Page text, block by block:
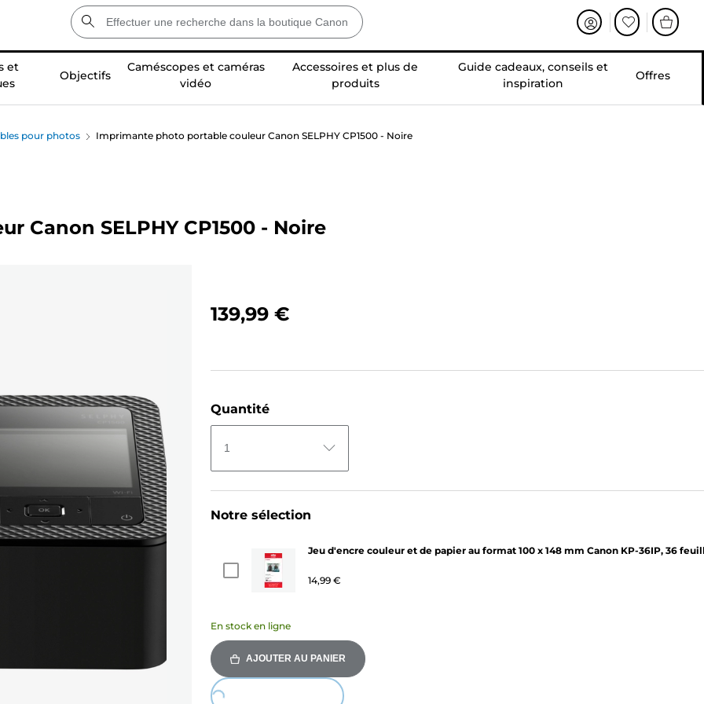
et
Objectifs
Caméscopes et caméras
vidéo
Accessoires et plus de
produits
Guide cadeaux, conseils et
inspiration
Offres
pour photos Imprimante photo portable couleur Canon SELPHY CP1500 - Noire
Canon SELPHY CP1500 - Noire
139,99 €
Quantité
1
Notre sélection
Jeu d'encre couleur et de papier au format 100 x 148 mm Canon KP-36IP, 36
14,99 €
En stock en ligne
AJOUTER AU PANIER